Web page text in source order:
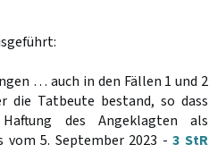
… auch in den Fällen 1 und 2
die Tatbeute bestand, so dass
des Angeklagten als
vom 5. September 2023 -3 StR